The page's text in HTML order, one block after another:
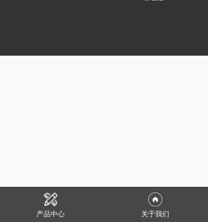
产品中心 关于我们